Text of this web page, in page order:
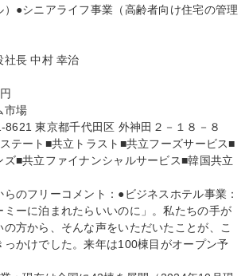
）●シニアライフ事業（高齢者向け住宅の管理
社長 中村 幸治
市場
8621 東京都千代田区 外神田２－１８－８
テート■共立トラスト■共立フーズサービス■
■共立ファイナンシャルサービス■韓国共立
のフリーコメント：●ビジネスホテル事業：
ミーに泊まれたらいいのに」。私たちの手が
方から、そんな声をいただいたことが、こ
っかけでした。来年は100棟目がオープン予